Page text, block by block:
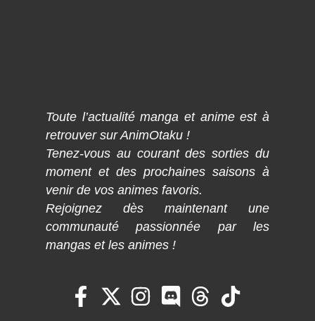
Toute l’actualité manga et anime est à
retrouver sur AnimOtaku !
Tenez-vous au courant des sorties du
moment et des prochaines saisons à
venir de vos animes favoris.
Rejoignez dès maintenant une
communauté passionnée par les
mangas et les animes !